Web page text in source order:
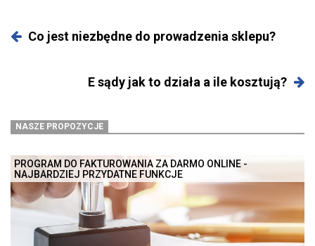
Co jest niezbędne do prowadzenia sklepu?
E sądy jak to działa a ile kosztują?
NASZE PROPOZYCJE
PROGRAM DO FAKTUROWANIA ZA DARMO ONLINE -
NAJBARDZIEJ PRZYDATNE FUNKCJE